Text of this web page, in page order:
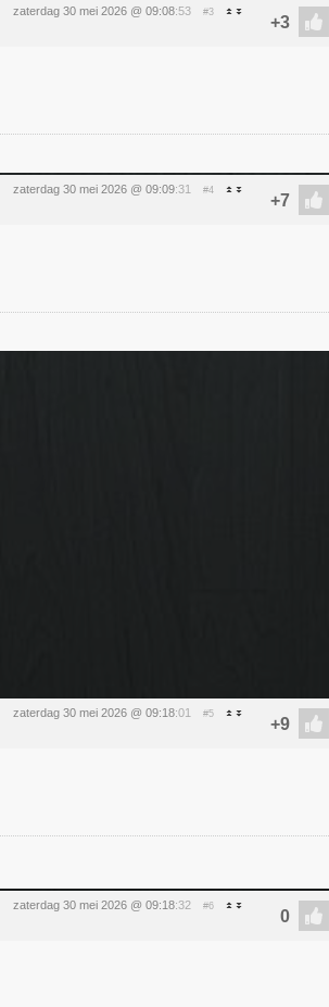
zaterdag 30 mei 2026 @ 09:08:53 #3
zaterdag 30 mei 2026 @ 09:09:31 #4
zaterdag 30 mei 2026 @ 09:18:01 #5
zaterdag 30 mei 2026 @ 09:18:32 #6